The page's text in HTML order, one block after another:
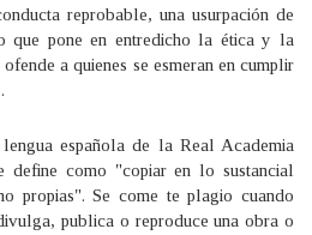
reprobable, una usurpación de
que pone en entredicho la ética y la
a quienes se esmeran en cumplir
española de la Real Academia
define como "copiar en lo sustancial
propias". Se come te plagio cuando
publica o reproduce una obra o